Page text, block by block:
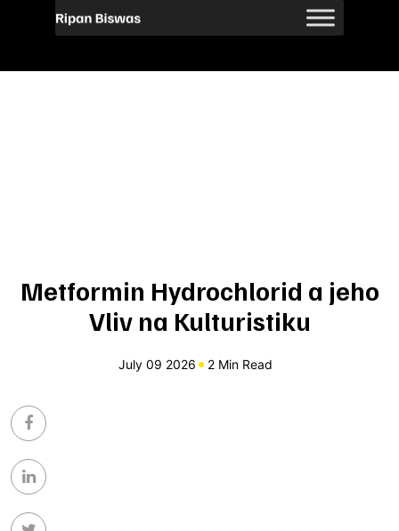
Metformin Hydrochlorid a jeho
Vliv na Kulturistiku
July 09 2026 2 Min Read